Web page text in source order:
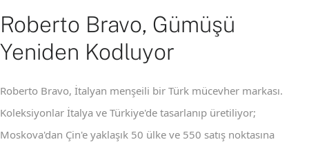
Roberto Bravo, Gümüşü
Yeniden Kodluyor
Roberto Bravo, İtalyan menşeili bir Türk mücevher markası.
Koleksiyonlar İtalya ve Türkiye'de tasarlanıp üretiliyor;
Moskova'dan Çin'e yaklaşık 50 ülke ve 550 satış noktasına